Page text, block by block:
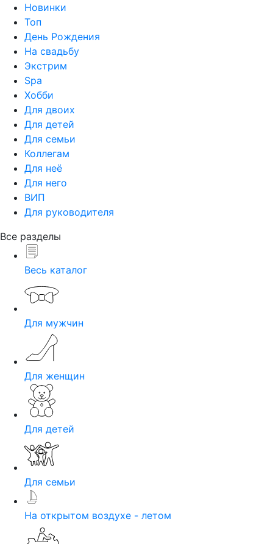
Новинки
Топ
День Рождения
На свадьбу
Экстрим
Spa
Хобби
Для двоих
Для детей
Для семьи
Коллегам
Для неё
Для него
ВИП
Для руководителя
Все разделы
Весь каталог
Для мужчин
Для женщин
Для детей
Для семьи
На открытом воздухе - летом